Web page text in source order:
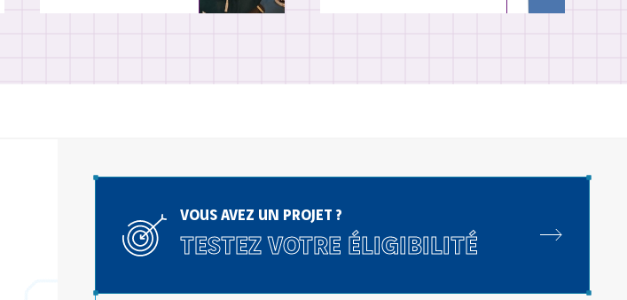
VOUS AVEZ UN PROJET ?
TESTEZ VOTRE ÉLIGIBILITÉ